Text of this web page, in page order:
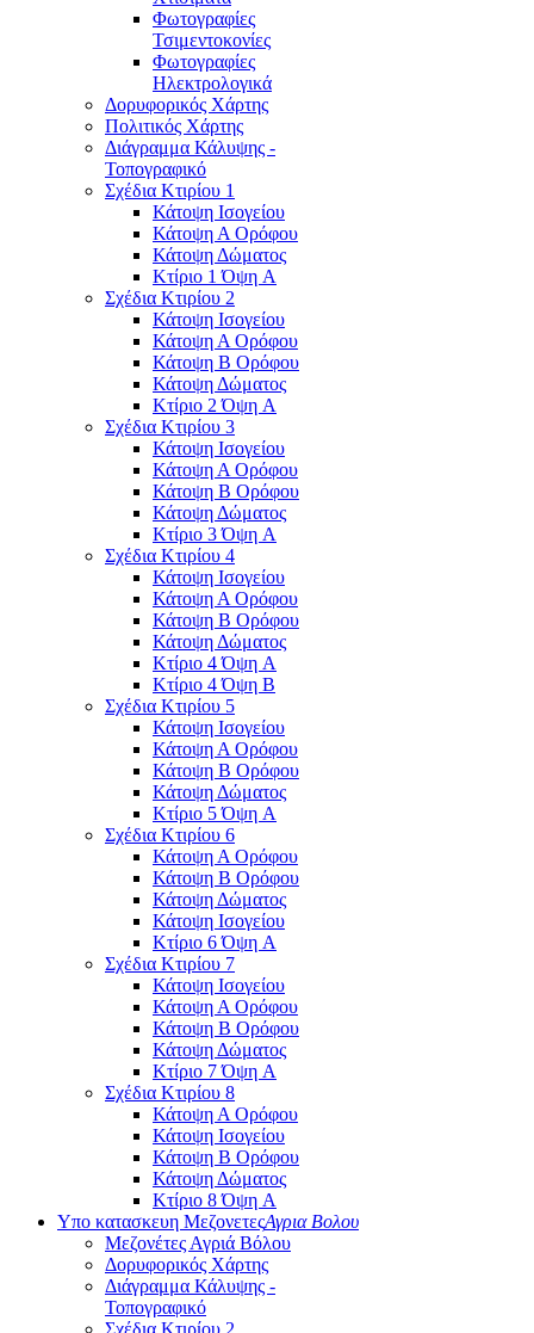
Φωτογραφίες
Τσιμεντοκονίες
Φωτογραφίες
Ηλεκτρολογικά
Δορυφορικός Χάρτης
Πολιτικός Χάρτης
Διάγραμμα Κάλυψης -
Τοπογραφικό
Σχέδια Κτιρίου 1
Κάτοψη Ισογείου
Κάτοψη Α Ορόφου
Κάτοψη Δώματος
Κτίριο 1 Όψη A
Σχέδια Κτιρίου 2
Κάτοψη Ισογείου
Κάτοψη Α Ορόφου
Κάτοψη Β Ορόφου
Κάτοψη Δώματος
Κτίριο 2 Όψη A
Σχέδια Κτιρίου 3
Κάτοψη Ισογείου
Κάτοψη Α Ορόφου
Κάτοψη Β Ορόφου
Κάτοψη Δώματος
Κτίριο 3 Όψη A
Σχέδια Κτιρίου 4
Κάτοψη Ισογείου
Κάτοψη Α Ορόφου
Κάτοψη Β Ορόφου
Κάτοψη Δώματος
Κτίριο 4 Όψη A
Κτίριο 4 Όψη Β
Σχέδια Κτιρίου 5
Κάτοψη Ισογείου
Κάτοψη Α Ορόφου
Κάτοψη Β Ορόφου
Κάτοψη Δώματος
Κτίριο 5 Όψη A
Σχέδια Κτιρίου 6
Κάτοψη Α Ορόφου
Κάτοψη Β Ορόφου
Κάτοψη Δώματος
Κάτοψη Ισογείου
Κτίριο 6 Όψη A
Σχέδια Κτιρίου 7
Κάτοψη Ισογείου
Κάτοψη Α Ορόφου
Κάτοψη Β Ορόφου
Κάτοψη Δώματος
Κτίριο 7 Όψη A
Σχέδια Κτιρίου 8
Κάτοψη Α Ορόφου
Κάτοψη Ισογείου
Κάτοψη Β Ορόφου
Κάτοψη Δώματος
Κτίριο 8 Όψη A
Υπο κατασκευη ΜεζονετεςΑγρια Βολου
Μεζονέτες Αγριά Βόλου
Δορυφορικός Χάρτης
Διάγραμμα Κάλυψης -
Τοπογραφικό
Σχέδια Κτιρίου 2